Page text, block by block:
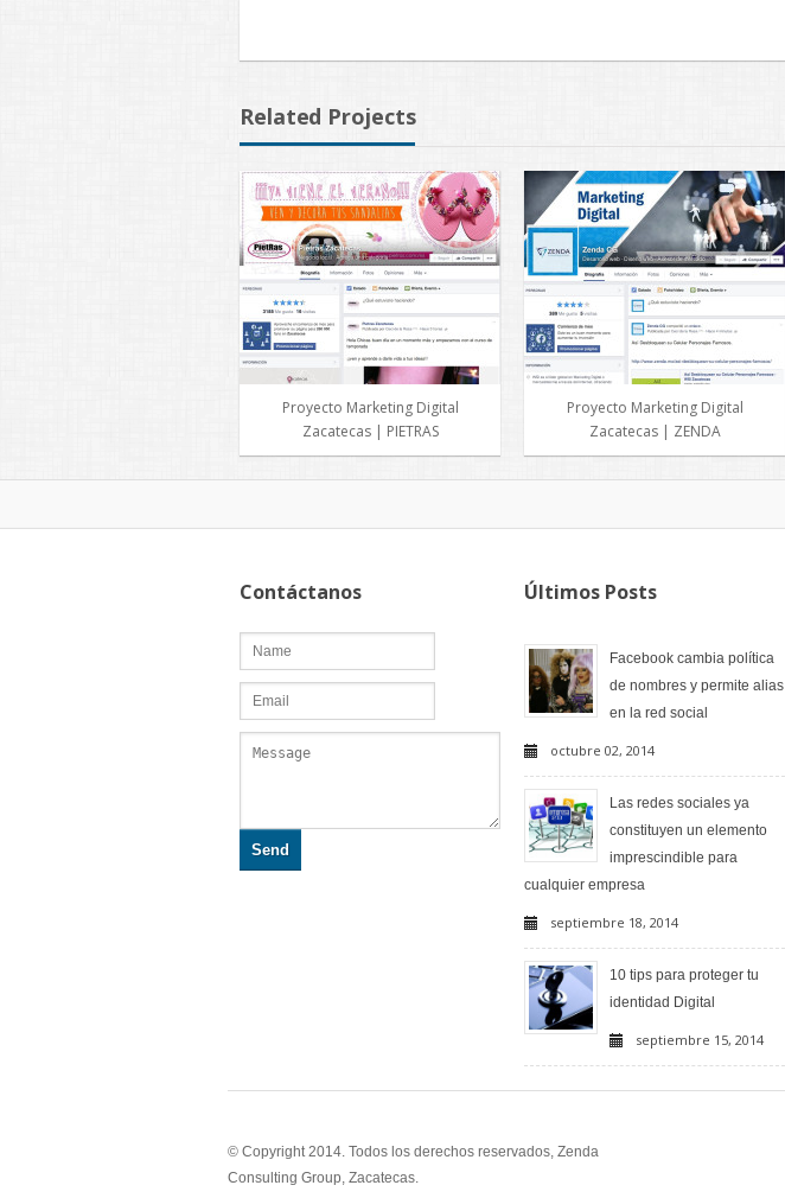
Related Projects
Proyecto Marketing Digital
Zacatecas | PIETRAS
Proyecto Marketing Digital
Zacatecas | ZENDA
Contáctanos
Send
Últimos Posts
Facebook cambia política
de nombres y permite alias
en la red social
octubre 02, 2014
Las redes sociales ya
constituyen un elemento
imprescindible para
cualquier empresa
septiembre 18, 2014
10 tips para proteger tu
identidad Digital
septiembre 15, 2014
© Copyright 2014. Todos los derechos reservados, Zenda
Consulting Group, Zacatecas.